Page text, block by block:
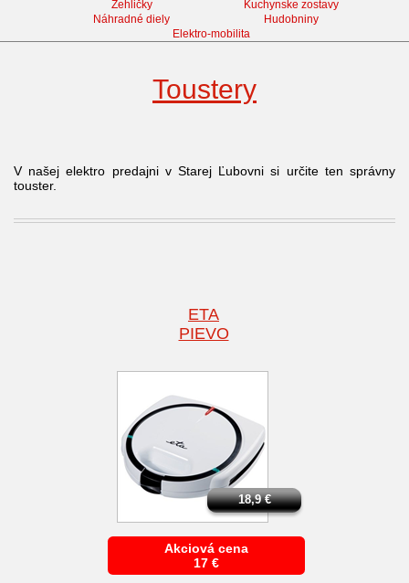
Žehličky
Kuchynske zostavy
Náhradné diely
Hudobniny
Elektro-mobilita
Toustery
V našej elektro predajni v Starej Ľubovni si určite ten správny
touster.
ETA
PIEVO
Akciová cena
17 €
18,9€